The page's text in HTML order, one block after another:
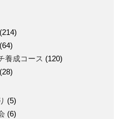
(214)
(64)
養成コース (120)
(28)
(5)
(6)